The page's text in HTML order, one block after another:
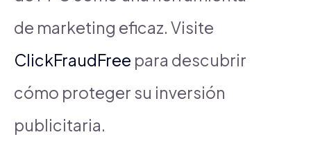
de marketing eficaz. Visite
ClickFraudFree para descubrir
cómo proteger su inversión
publicitaria.